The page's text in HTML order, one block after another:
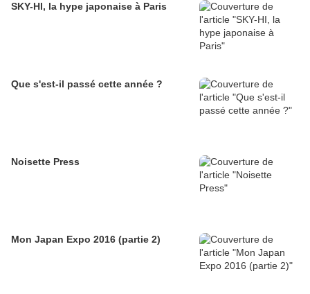
SKY-HI, la hype japonaise à Paris
Que s'est-il passé cette année ?
Noisette Press
Mon Japan Expo 2016 (partie 2)